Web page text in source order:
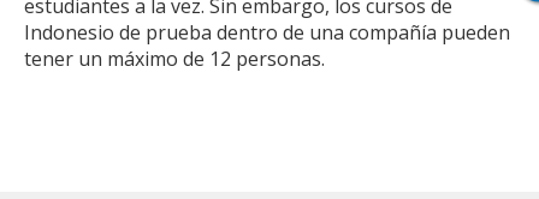
estudiantes a la vez. Sin embargo, los cursos de
Indonesio de prueba dentro de una compañía pueden
tener un máximo de 12 personas.